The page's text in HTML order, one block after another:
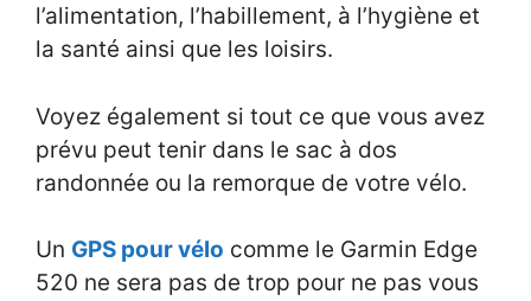
l’alimentation, l’habillement, à l’hygiène et
la santé ainsi que les loisirs.
Voyez également si tout ce que vous avez
prévu peut tenir dans le sac à dos
randonnée ou la remorque de votre vélo.
Un GPS pour vélo comme le Garmin Edge
520 ne sera pas de trop pour ne pas vous